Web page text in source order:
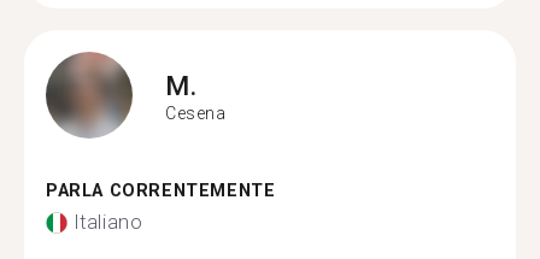
M.
Cesena
PARLA CORRENTEMENTE
Italiano